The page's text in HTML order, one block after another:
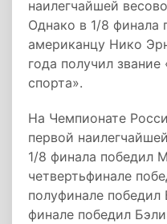
наилегчайшей
Однако в 1/8 финала
американцу Нико
года получил
спорта».
На Чемпионате
первой
1/8 финала победил
четвертьфинале
полуфинале победил
финале победил